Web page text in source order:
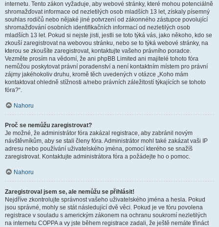
internetu. Tento zákon vyžaduje, aby webové stránky, které mohou potenciálně
shromažďovat informace od nezletilých osob mladších 13 let, získaly písemný
souhlas rodičů nebo nějaké jiné potvrzení od zákonného zástupce povolující
shromažďování osobních identifikačních informací od nezletilých osob
mladších 13 let. Pokud si nejste jisti, jestli se toto týká vás, jako někoho, kdo se
zkouší zaregistrovat na webovou stránku, nebo se to týká webové stránky, na
kterou se zkoušíte zaregistrovat, kontaktujte vašeho právního poradce.
Vezměte prosím na vědomí, že ani phpBB Limited ani majitelé tohoto fóra
nemůžou poskytovat právní poradenství a není kontaktním místem pro právní
zájmy jakéhokoliv druhu, kromě těch uvedených v otázce „Koho mám
kontaktovat ohledně stížnosti a/nebo právních záležitostí týkajících se tohoto
fóra?“.
Nahoru
Proč se nemůžu zaregistrovat?
Je možné, že administrátor fóra zakázal registrace, aby zabránil novým
návštěvníkům, aby se stali členy fóra. Administrátor mohl také zakázat vaši IP
adresu nebo používání uživatelského jména, pomocí kterého se snažíš
zaregistrovat. Kontaktujte administrátora fóra a požádejte ho o pomoc.
Nahoru
Zaregistroval jsem se, ale nemůžu se přihlásit!
Nejdříve zkontrolujte správnost vašeho uživatelského jména a hesla. Pokud
jsou správné, mohly se stát následující dvě věci. Pokud je ve fóru povolena
registrace v souladu s americkým zákonem na ochranu soukromí nezletilých
na internetu COPPA a vy jste během registrace zadali, že ještě nemáte třináct